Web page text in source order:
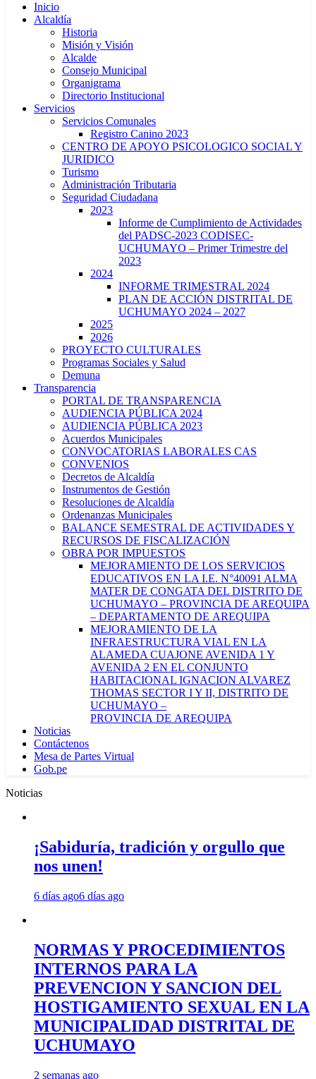
Inicio
Alcaldía
Historia
Misión y Visión
Alcalde
Consejo Municipal
Organigrama
Directorio Institucional
Servicios
Servicios Comunales
Registro Canino 2023
CENTRO DE APOYO PSICOLOGICO SOCIAL Y
JURIDICO
Turismo
Administración Tributaria
Seguridad Ciudadana
2023
Informe de Cumplimiento de Actividades
del PADSC-2023 CODISEC-
UCHUMAYO – Primer Trimestre del
2023
2024
INFORME TRIMESTRAL 2024
PLAN DE ACCIÓN DISTRITAL DE
UCHUMAYO 2024 – 2027
2025
2026
PROYECTO CULTURALES
Programas Sociales y Salud
Demuna
Transparencia
PORTAL DE TRANSPARENCIA
AUDIENCIA PÚBLICA 2024
AUDIENCIA PÚBLICA 2023
Acuerdos Municipales
CONVOCATORIAS LABORALES CAS
CONVENIOS
Decretos de Alcaldía
Instrumentos de Gestión
Resoluciones de Alcaldía
Ordenanzas Municipales
BALANCE SEMESTRAL DE ACTIVIDADES Y
RECURSOS DE FISCALIZACIÓN
OBRA POR IMPUESTOS
MEJORAMIENTO DE LOS SERVICIOS
EDUCATIVOS EN LA I.E. N°40091 ALMA
MATER DE CONGATA DEL DISTRITO DE
UCHUMAYO – PROVINCIA DE AREQUIPA
– DEPARTAMENTO DE AREQUIPA
MEJORAMIENTO DE LA
INFRAESTRUCTURA VIAL EN LA
ALAMEDA CUAJONE AVENIDA 1 Y
AVENIDA 2 EN EL CONJUNTO
HABITACIONAL IGNACION ALVAREZ
THOMAS SECTOR I Y II, DISTRITO DE
UCHUMAYO –
PROVINCIA DE AREQUIPA
Noticias
Contáctenos
Mesa de Partes Virtual
Gob.pe
Noticias
¡Sabiduría, tradición y orgullo que
nos unen!
6 días ago6 días ago
NORMAS Y PROCEDIMIENTOS
INTERNOS PARA LA
PREVENCION Y SANCION DEL
HOSTIGAMIENTO SEXUAL EN LA
MUNICIPALIDAD DISTRITAL DE
UCHUMAYO
2 semanas ago